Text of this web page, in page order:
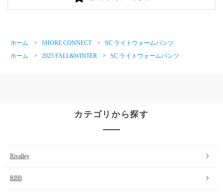
ホーム > SHORE CONNECT >
SC ライトウォームパンツ
ホーム
> 2025 FALL&WINTER > SC ライトウォームパンツ
カテゴリから探す
Rivalley
RBB